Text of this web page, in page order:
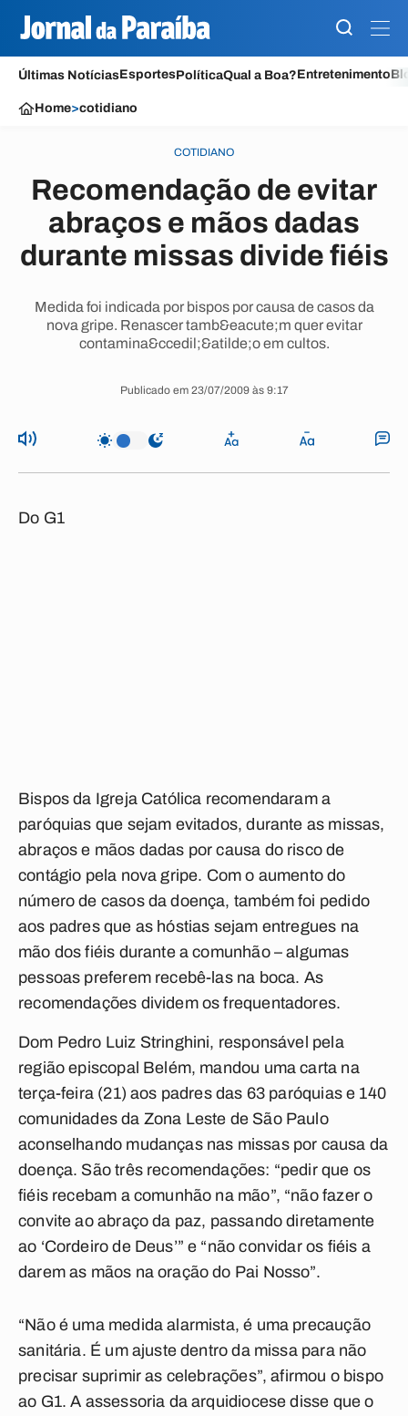
Últimas NotíciasEsportesPolíticaQual a Boa?Entretenimento
Home>cotidiano
COTIDIANO
Recomendação de evitar
abraços e mãos dadas
durante missas divide fiéis
Medida foi indicada por bispos por causa de casos da
nova gripe. Renascer tamb&eacute;m quer evitar
contamina&ccedil;&atilde;o em cultos.
Publicado em 23/07/2009 às 9:17
Do G1
Bispos da Igreja Católica recomendaram a
paróquias que sejam evitados, durante as missas,
abraços e mãos dadas por causa do risco de
contágio pela nova gripe. Com o aumento do
número de casos da doença, também foi pedido
aos padres que as hóstias sejam entregues na
mão dos fiéis durante a comunhão – algumas
pessoas preferem recebê-las na boca. As
recomendações dividem os frequentadores.
Dom Pedro Luiz Stringhini, responsável pela
região episcopal Belém, mandou uma carta na
terça-feira (21) aos padres das 63 paróquias e 140
comunidades da Zona Leste de São Paulo
aconselhando mudanças nas missas por causa da
doença. São três recomendações: “pedir que os
fiéis recebam a comunhão na mão”, “não fazer o
convite ao abraço da paz, passando diretamente
ao ‘Cordeiro de Deus’” e “não convidar os fiéis a
darem as mãos na oração do Pai Nosso”.
“Não é uma medida alarmista, é uma precaução
sanitária. É um ajuste dentro da missa para não
precisar suprimir as celebrações”, afirmou o bispo
ao G1. A assessoria da arquidiocese disse que o